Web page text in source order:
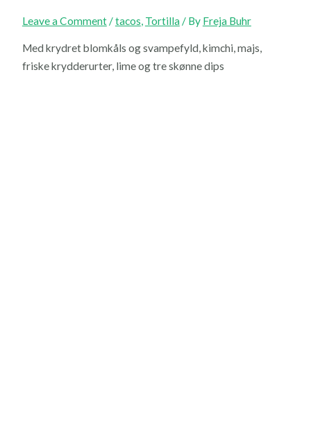
Leave a Comment /tacos, Tortilla/ By Freja Buhr
Med krydret blomkåls og svampefyld, kimchi, majs,
friske krydderurter, lime og tre skønne dips